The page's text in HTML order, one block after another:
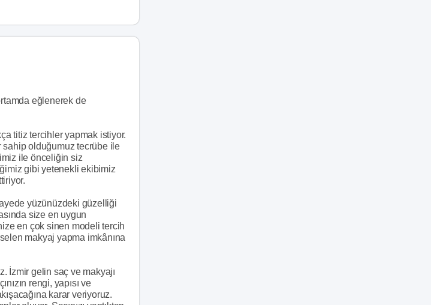
eğlenerek de
titiz tercihler yapmak istiyor.
sahip olduğumuz tecrübe ile
ile önceliğin siz
gibi yetenekli ekibimiz
yüzünüzdeki güzelliği
size en uygun
en çok sinen modeli tercih
makyaj yapma imkânına
İzmir gelin saç ve makyajı
rengi, yapısı ve
karar veriyoruz.